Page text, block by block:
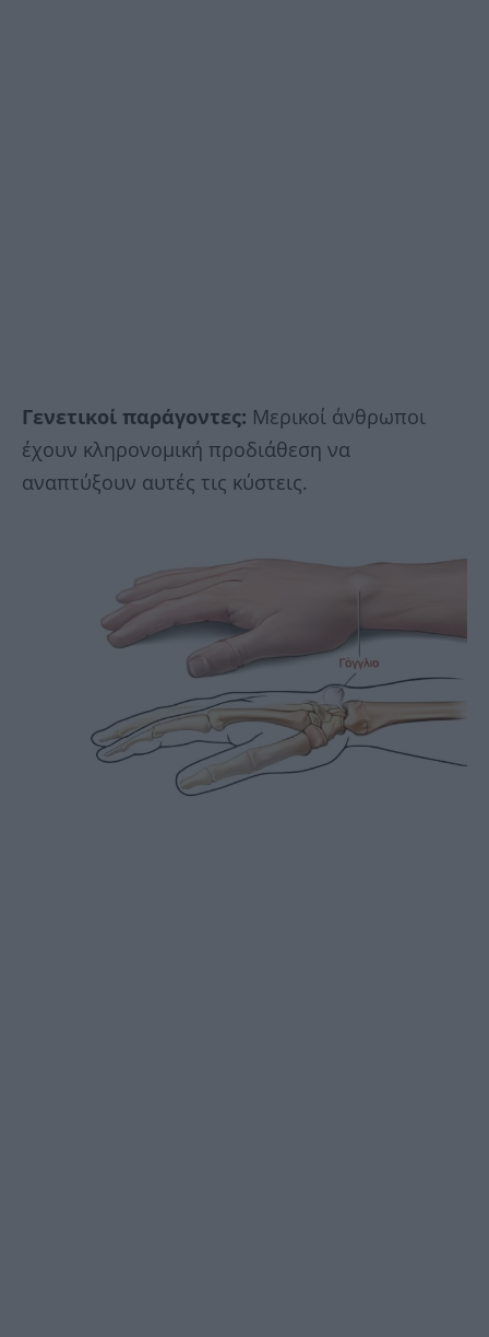
Γενετικοί παράγοντες: Μερικοί άνθρωποι
έχουν κληρονομική προδιάθεση να
αναπτύξουν αυτές τις κύστεις.